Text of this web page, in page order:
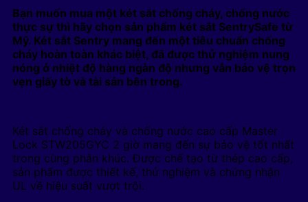
Bạn muốn mua một két sắt chống cháy, chống nước
thực sự thì hãy chọn sản phẩm két sắt SentrySafe từ
Mỹ. Két sắt Sentry mang đến một tiêu chuẩn chống
cháy hoàn toàn khác biệt, đã được thử nghiệm nung
nóng ở nhiệt độ hàng ngàn độ nhưng vẫn bảo vệ trọn
vẹn giấy tờ và tài sản bên trong.
Két sắt chống cháy và chống nước cao cấp Master
Lock STW205GYC 2 giờ mang đến sự bảo vệ tốt nhất
trong cùng phân khúc. Được chế tạo từ thép cao cấp,
sản phẩm được thiết kế, thử nghiệm và chứng nhận
UL về hiệu suất vượt trội.